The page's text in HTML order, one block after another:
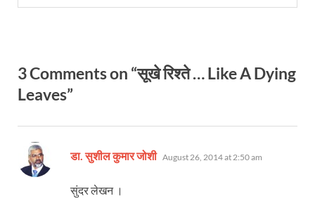
3 Comments on “सूखे रिश्ते … Like A Dying
Leaves”
डा. सुशील कुमार जोशी says:
August 26, 2014 at 2:50 am
सुंदर लेखन ।